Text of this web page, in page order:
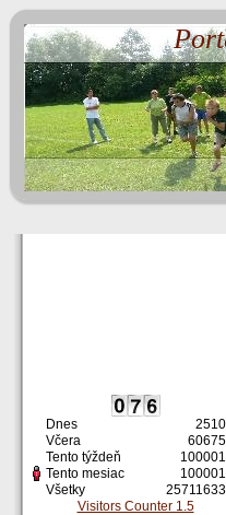
Dnes
2510
Včera
60675
Tento týždeň
100001
Tento mesiac
100001
Všetky
25711633
Visitors Counter 1.5